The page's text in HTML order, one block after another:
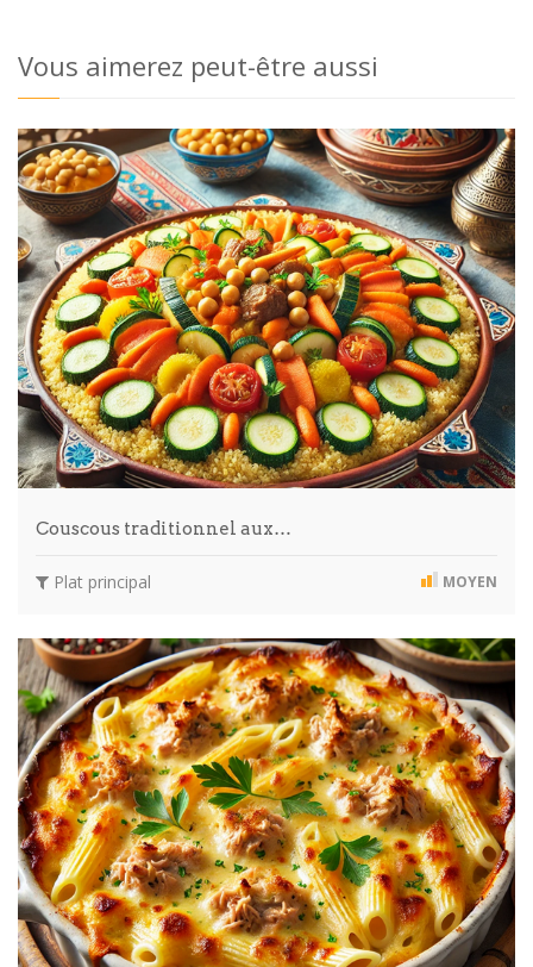
Vous aimerez peut-être aussi
Couscous traditionnel aux…
Plat principal MOYEN